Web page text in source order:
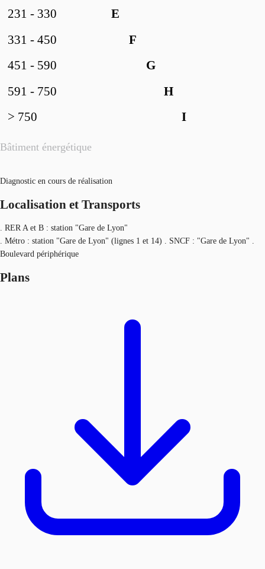
Bâtiment énergétique
E
231 - 330
F
331 - 450
G
451 - 590
H
591 - 750
I
> 750
Diagnostic en cours de réalisation
Localisation et Transports
. RER A et B : station "Gare de Lyon"
. Métro : station "Gare de Lyon" (lignes 1 et 14) . SNCF : "Gare de Lyon" .
Boulevard périphérique
Plans